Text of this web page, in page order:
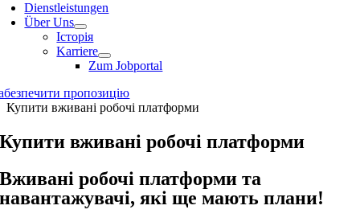
Dienstleistungen
Über Uns
Історія
Karriere
Zum Jobportal
пропозицію
Купити вживані робочі платформи
Купити вживані робочі платформи
Вживані робочі платформи та
навантажувачі, які ще мають плани!